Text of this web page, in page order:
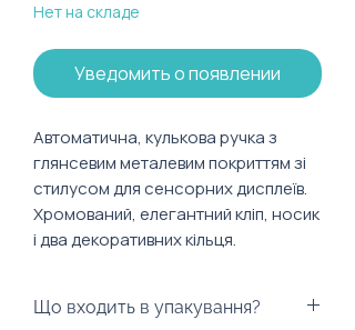
Нет на складе
Уведомить о появлении
Автоматична, кулькова ручка з
глянсевим металевим покриттям зі
стилусом для сенсорних дисплеїв.
Хромований, елегантний кліп, носик
і два декоративних кільця.
Характеристики:
Що входить в упакування?